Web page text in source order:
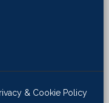
& Cookie Policy